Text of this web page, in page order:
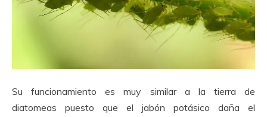
Su funcionamiento es muy similar a la tierra de
diatomeas puesto que el jabón potásico daña el